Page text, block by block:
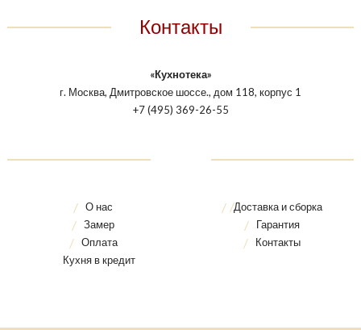
Контакты
«Кухнотека»
г. Москва, Дмитровское шоссе., дом 118, корпус 1
+7 (495) 369-26-55
О нас
Замер
Оплата
Кухня в кредит
Доставка и сборка
Гарантия
Контакты